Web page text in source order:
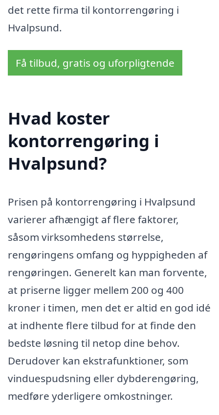
det rette firma til kontorrengøring i
Hvalpsund.
Få tilbud, gratis og uforpligtende
Hvad koster
kontorrengøring i
Hvalpsund?
Prisen på kontorrengøring i Hvalpsund
varierer afhængigt af flere faktorer,
såsom virksomhedens størrelse,
rengøringens omfang og hyppigheden af
rengøringen. Generelt kan man forvente,
at priserne ligger mellem 200 og 400
kroner i timen, men det er altid en god idé
at indhente flere tilbud for at finde den
bedste løsning til netop dine behov.
Derudover kan ekstrafunktioner, som
vinduespudsning eller dybderengøring,
medføre yderligere omkostninger.